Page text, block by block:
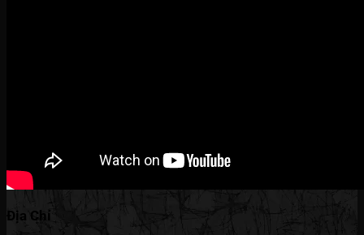
Địa Chỉ